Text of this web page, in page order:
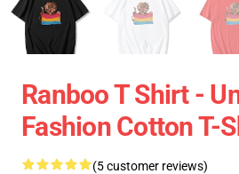
Ranboo T Shirt -
Fashion Cotton T-
(5 customer reviews)